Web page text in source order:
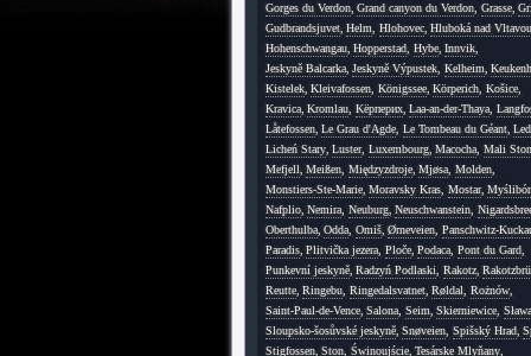
Gorges du Verdon, Grand canyon du Verdon Grasse,
Gudbrandsjuvet, Helm, Hlohovec, Hluboká nad
Hohenschwangau, Hopperstad Hybe, Innvik
Jeskyně Balcarka, Jeskyně Výpustek Kelheim,
Kistelek, Kleivafossen Königssee, Körperich Košice,
Kravica, Kromlau Kёрперих, Laa-an-der-Thaya
Låtefossen, Le Grau d'Agde, Le Tombeau du Géant,
Licheń Stary, Luster, Luxembourg, Macocha Mali Ston
Mefjell, Meißen Międzyzdroje, Mjøsa Molden,
Monstiers-Ste-Marie, Moravsky Kras Mostar,
Nafplio, Nemira Neuburg, Neuschwanstein
Oberthulba, Odda Omiš, Ørneveien Panschwitz-
Paradis, Plitvička jezera Ploče, Podaca Pont du Gard,
Punkevní jeskyně, Radzyń Podlaski, Rakotz,
Reutte, Ringebu Ringedalsvatnet, Røldal, Rożnów,
Saint-Paul-de-Vence, Salona Seim, Skierniewice,
Sloupsko-šosůvské jeskyně, Snøveien Spišský Hrad,
Stigfossen, Ston Świnoujście, Tesárske Mlyňany